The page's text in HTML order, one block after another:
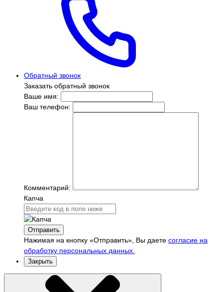
Обратный звонок
Заказать обратный звонок
Ваше имя:
Ваш телефон:
Комментарий:
Капча
Отправить
Нажимая на кнопку «Отправить», Вы даете согласие на
обработку персональных данных.
Закрыть